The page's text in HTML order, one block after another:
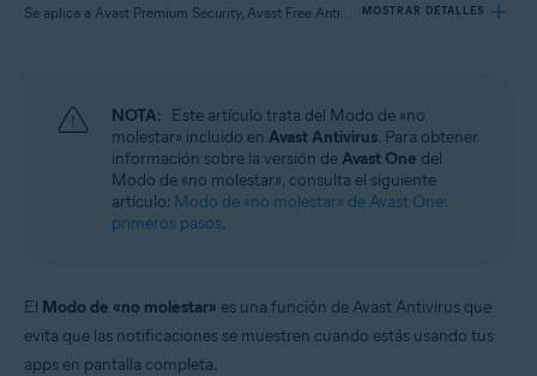
Se aplica a Avast Premium Security, Avast Free Antivirus MOSTRAR DETALLES
Avast Premium Security
Avast Free Antivirus
Sistemas operativos:
NOTA: Este artículo trata del Modo de «no
molestar» incluido en Avast Antivirus. Para obtener
información sobre la versión deAvast One del
Modo de «no molestar», consulta el siguiente
artículo: Modo de «no molestar» de Avast One:
primeros pasos.
El Modo de «no molestar» es una función de Avast Antivirus que
evita que las notificaciones se muestren cuando estás usando tus
apps en pantalla completa.